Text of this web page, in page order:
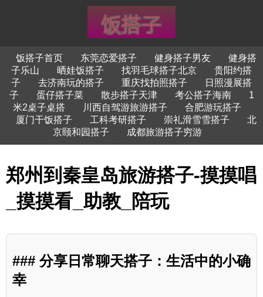
饭搭子首页 东莞恋爱搭子 健身搭子男友
健身搭
子乐山
晒娃饭搭子 找羽毛球搭子北京
贵阳约搭
子
去济南玩的搭子 重庆找拍照搭子
日照漫展搭
子
蛋仔搭子菜 散步搭子天津 考公搭子海南
1
米2桌子桌搭
川西自驾游旅游搭子
合肥游玩搭子
厦门干饭搭子
工科考研搭子 崇礼滑雪雪搭子
北
京颐和园搭子
成都旅游搭子穷游
郑州到秦皇岛旅游搭子-摸摸唱
_摸摸看_助教_陪玩
### 分享日常聊天搭子：生活中的小确
幸